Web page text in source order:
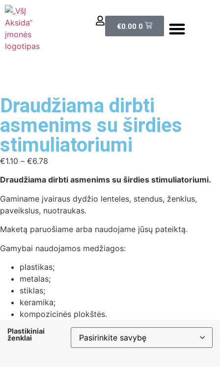
€0.00 0
Draudžiama dirbti
asmenims su širdies
stimuliatoriumi
€1.10 – €6.78
Draudžiama dirbti asmenims su širdies stimuliatoriumi.
Gaminame įvairaus dydžio lenteles, stendus, ženklus,
paveikslus, nuotraukas.
Maketą paruošiame arba naudojame jūsų pateiktą.
Gamybai naudojamos medžiagos:
plastikas;
metalas;
stiklas;
keramika;
kompozicinės plokštės.
Plastikiniai
ženklai